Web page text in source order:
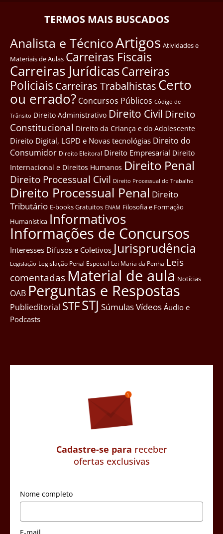
TERMOS MAIS BUSCADOS
Analista e TécnicoArtigos Atividades e
Materiais de Aulas Carreiras Fiscais
Carreiras JurídicasCarreiras
Policiais Carreiras Trabalhistas Certo
ou errado? Concursos Públicos Côdigo de
Trânsito Direito Administrativo Direito Civil Direito
Constitucional Direito da Criança e do Adolescente
Direito Digital, LGPD e Novas tecnológias Direito do
Consumidor Direito Eleitoral Direito Empresarial Direito
Internacional e Direitos Humanos Direito Penal
Direito Processual Civil Direito Processual do Trabalho
Direito Processual Penal Direito
Tributário E-books Gratuitos ENAM Filosofia e Formação
Humanística Informativos
Informações de Concursos
Interesses Difusos e Coletivos Jurisprudência
Legislação Legislação Penal Especial Lei Maria da Penha Leis
comentadas Material de aula Notícias
OAB Perguntas e Respostas
Publieditorial STFSTJ SúmulasVídeos Áudio e
Podcasts
Cadastre-se para receber
ofertas exclusivas
Nome completo